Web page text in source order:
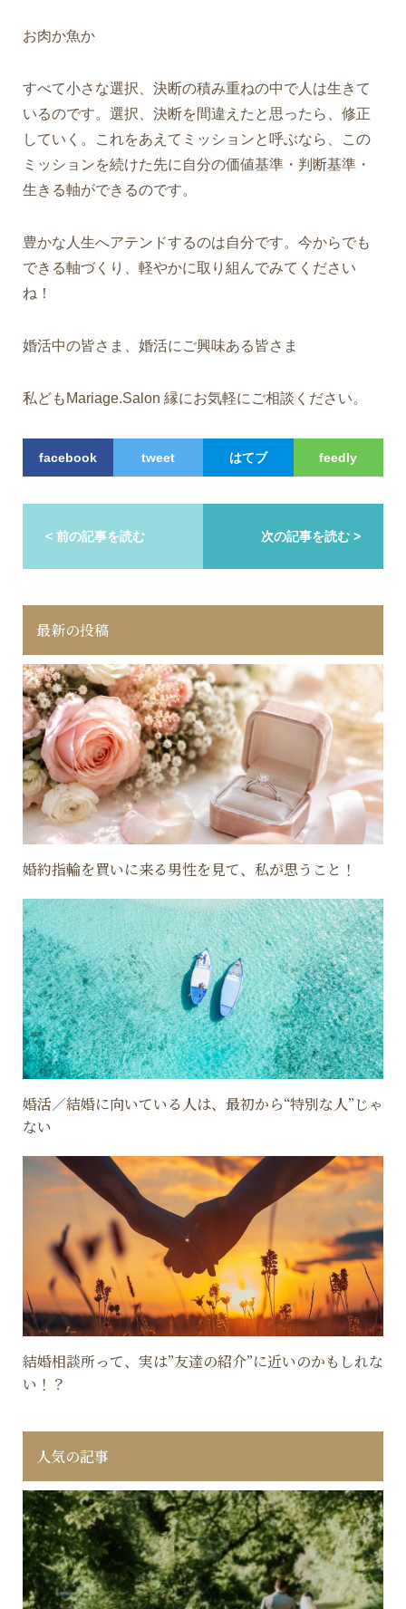
お肉か魚か
すべて小さな選択、決断の積み重ねの中で人は生きて
いるのです。選択、決断を間違えたと思ったら、修正
していく。これをあえてミッションと呼ぶなら、この
ミッションを続けた先に自分の価値基準・判断基準・
生きる軸ができるのです。
豊かな人生へアテンドするのは自分です。今からでも
できる軸づくり、軽やかに取り組んでみてください
ね！
婚活中の皆さま、婚活にご興味ある皆さま
私どもMariage.Salon 縁にお気軽にご相談ください。
facebook tweet はてブ feedly
< 前の記事を読む 次の記事を読む >
最新の投稿
婚約指輪を買いに来る男性を見て、私が思うこと！
婚活／結婚に向いている人は、最初から“特別な人”じゃ
ない
結婚相談所って、実は”友達の紹介”に近いのかもしれな
い！？
人気の記事